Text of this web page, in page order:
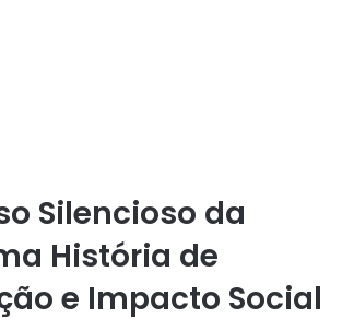
Silencioso da
História de
e Impacto Social